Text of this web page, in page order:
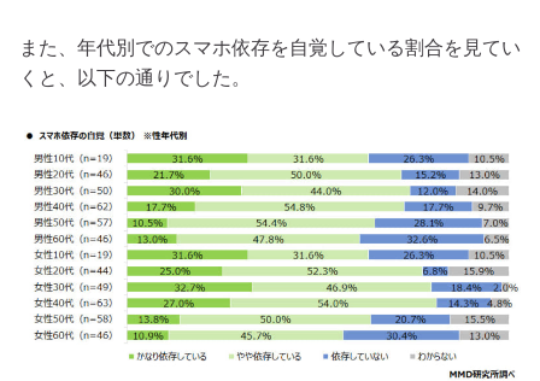
また、年代別でのスマホ依存を自覚している割合を見てい
くと、以下の通りでした。